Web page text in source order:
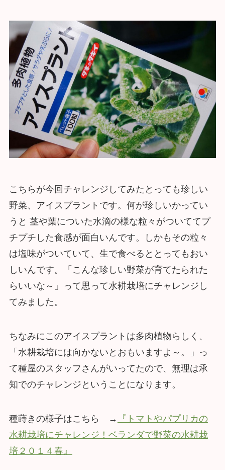
こちらが今回チャレンジしてみたとっても珍しい
野菜、アイスプラントです。何が珍しいかってい
うと 茎や葉についた水滴の様な粒々がついててプ
チプチした食感が面白いんです。しかもその粒々
は塩味がついていて、生で食べるととってもおい
しいんです。「こんな珍しい野菜が育てたられた
らいいな～」って思って水耕栽培にチャレンジし
てみました。
ちなみにこのアイスプラントは多肉植物らしく、
「水耕栽培には向かないとおもいますよ～。」っ
て種屋のスタッフさんがいってたので、無理は承
知でのチャレンジということになります。
種蒔きの様子はこちら →
『トマトやパプリカの
水耕栽培にチャレンジ！ベランダで野菜の水耕栽
培２０１４春』